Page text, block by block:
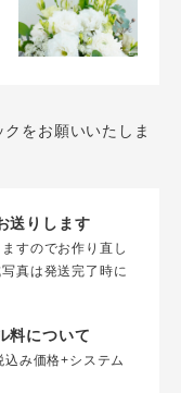
をお願いいたしま
送りします
すのでお作り直し
真は発送完了時に
料について
み価格+システム